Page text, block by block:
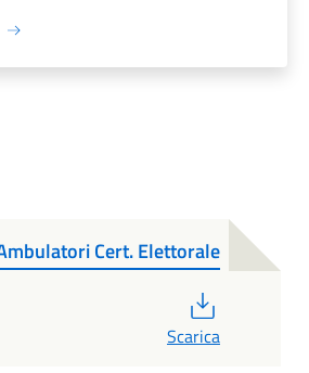
Cert. Elettorale
Scarica